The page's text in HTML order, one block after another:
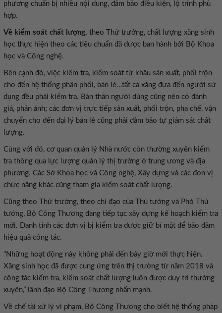
phương chuẩn bị nhiều nội dung, đảm bảo điều kiện, lộ trình phù
hợp.
Về kiểm soát chất lượng, theo Thứ trưởng, chất lượng xăng sinh
học thực hiện theo các tiêu chuẩn đã được ban hành bởi Bộ Khoa
học và Công nghệ.
Bên cạnh đó, việc kiểm tra, kiểm soát từ khâu sản xuất, phối trộn
cho đến hệ thống phân phối, bán lẻ…tất cả xăng đưa đến người sử
dụng đều phải kiểm tra. Bản thân người dùng cũng nên có đánh
giá, phản ánh; các đơn vị trực tiếp sản xuất, phối trộn, pha chế, vận
chuyển cho đến đại lý bán lẻ cũng phải đảm bảo tự giám sát chất
lượng.
Cùng với đó, cơ quan quản lý Nhà nước còn thường xuyên kiểm
tra thông qua lực lượng quản lý thị trường ở trung ương và địa
phương. Các Sở Khoa học và Công nghệ, Xây dựng và các đơn vị
chức năng khác cũng tham gia kiểm soát chất lượng.
Cũng theo Thứ trưởng, theo chỉ đạo của Thủ tướng và Phó Thủ
tướng, Bộ Công Thương đang tiếp tục xây dựng kế hoạch kiểm tra
mới. Danh tính các đơn vị bị kiểm tra được giữ bí mật để bảo đảm
hiệu quả công tác.
“Những hoạt động này không phải đến bây giờ mới thực hiện.
Xăng sinh học đã được cung ứng trên thị trường từ năm 2018 và
công tác kiểm tra, kiểm soát chất lượng luôn được duy trì thường
xuyên,” lãnh đạo Bộ Công Thương nhấn mạnh.
Về chế tài xử lý vi phạm, Bộ Công Thương cho biết hệ thống pháp